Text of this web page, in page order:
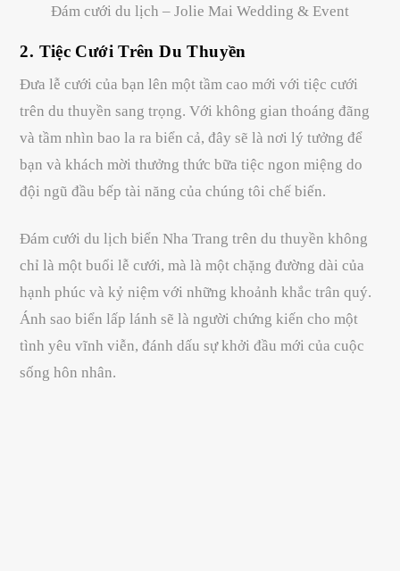
Đám cưới du lịch – Jolie Mai Wedding & Event
2. Tiệc Cưới Trên Du Thuyền
Đưa lễ cưới của bạn lên một tầm cao mới với tiệc cưới
trên du thuyền sang trọng. Với không gian thoáng đãng
và tầm nhìn bao la ra biển cả, đây sẽ là nơi lý tưởng để
bạn và khách mời thưởng thức bữa tiệc ngon miệng do
đội ngũ đầu bếp tài năng của chúng tôi chế biến.
Đám cưới du lịch biển Nha Trang trên du thuyền không
chỉ là một buổi lễ cưới, mà là một chặng đường dài của
hạnh phúc và kỷ niệm với những khoảnh khắc trân quý.
Ánh sao biển lấp lánh sẽ là người chứng kiến cho một
tình yêu vĩnh viễn, đánh dấu sự khởi đầu mới của cuộc
sống hôn nhân.